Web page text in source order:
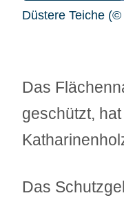
Düstere Teiche
Düstere Teiche
Düstere Teiche
Das
geschützt,
Das